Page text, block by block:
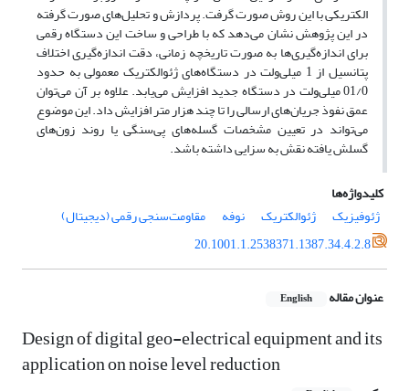
الکتریکی با این روش صورت گرفت. پردازش و تحلیل‌های صورت گرفته
در این پژوهش نشان می‌دهد که با طراحی و ساخت این دستگاه رقمی
برای اندازه‌گیری‌ها به صورت تاریخچه زمانی، دقت اندازه‌گیری اختلاف
پتانسیل از 1 میلی‌ولت در دستگاه‌های ژئوالکتریک معمولی به حدود
01/0 میلی‌ولت در دستگاه جدید افزایش می‌یابد. علاوه بر آن می‌توان
عمق نفوذ جریان‌های ارسالی را تا چند هزار متر افزایش داد. این موضوع
می‌تواند در تعیین مشخصات گسله‌های پی‌سنگی یا روند زون‌های
گسلش یافته نقش به سزایی داشته باشد.
کلیدواژه‌ها
ژئوفیزیک
ژئوالکتریک نوفه
مقاومت‌سنجی رقمی (دیجیتال)
20.1001.1.2538371.1387.34.4.2.8
عنوان مقاله English
Design of digital geo-electrical equipment and its
application on noise level reduction